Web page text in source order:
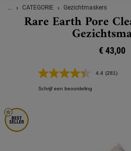
Hoofdinhoud
... CATEGORIE Gezichtmaskers
Rare Earth Pore
€ 43,00
4.4 Lees
(281)
Schrijf een beoordeling